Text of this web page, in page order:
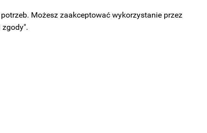
Możesz zaakceptować wykorzystanie przez